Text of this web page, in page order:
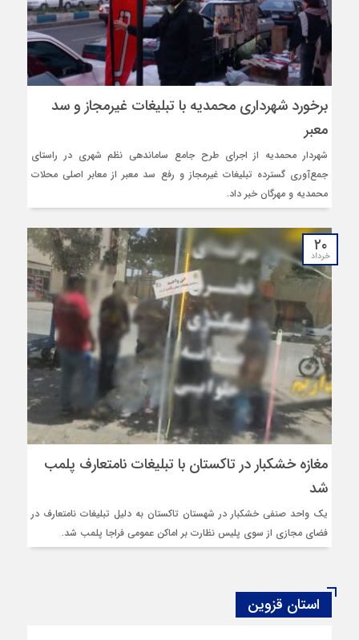
برخورد شهرداری محمدیه با تبلیغات غیرمجاز و سد
معبر
شهردار محمدیه از اجرای طرح جامع ساماندهی نظم شهری در راستای
جمع‌آوری گسترده تبلیغات غیرمجاز و رفع سد معبر از معابر اصلی محلات
محمدیه و مهرگان خبر داد.
۲۰
خرداد
مغازه خشکبار در تاکستان با تبلیغات نامتعارف پلمب
شد
یک واحد صنفی خشکبار در شهستان تاکستان به دلیل تبلیغات نامتعارف در
فضای مجازی از سوی پلیس نظارت بر اماکن عمومی فراجا پلمب شد.
استان قزوین